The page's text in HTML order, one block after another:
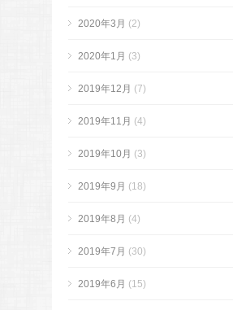
2020年3月 (2)
2020年1月 (3)
2019年12月 (7)
2019年11月 (4)
2019年10月 (3)
2019年9月 (18)
2019年8月 (4)
2019年7月 (30)
2019年6月 (15)